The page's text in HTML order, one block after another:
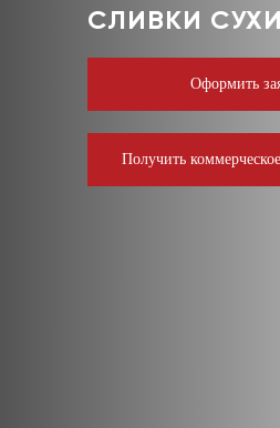
СЛИВКИ
Оформить
Получить